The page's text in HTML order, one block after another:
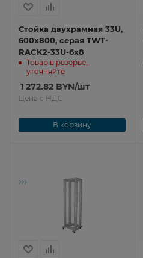
Стойка двухрамная 33U,
600x800, серая TWT-
RACK2-33U-6x8
Товар в резерве,
уточняйте
1 272.82 BYN/шт
Цена с НДС
В корзину